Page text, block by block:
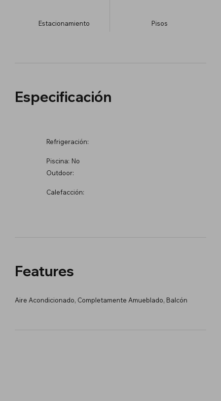
Estacionamiento ​Pisos
Especificación
Refrigeración:
Piscina: No
Outdoor:
Calefacción:
Features
Aire Acondicionado, Completamente Amueblado, Balcón